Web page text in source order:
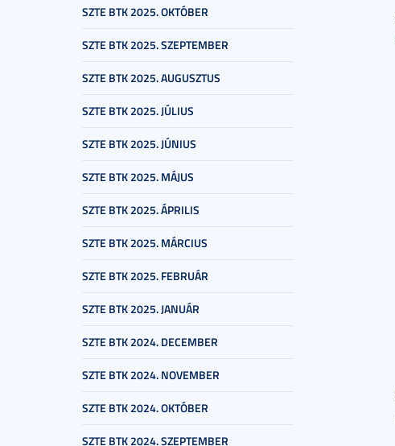
SZTE BTK 2025. OKTÓBER
SZTE BTK 2025. SZEPTEMBER
SZTE BTK 2025. AUGUSZTUS
SZTE BTK 2025. JÚLIUS
SZTE BTK 2025. JÚNIUS
SZTE BTK 2025. MÁJUS
SZTE BTK 2025. ÁPRILIS
SZTE BTK 2025. MÁRCIUS
SZTE BTK 2025. FEBRUÁR
SZTE BTK 2025. JANUÁR
SZTE BTK 2024. DECEMBER
SZTE BTK 2024. NOVEMBER
SZTE BTK 2024. OKTÓBER
SZTE BTK 2024. SZEPTEMBER